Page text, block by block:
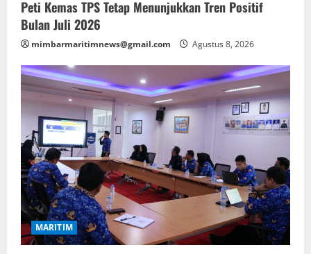
Peti Kemas TPS Tetap Menunjukkan Tren Positif
Bulan Juli 2026
mimbarmaritimnews@gmail.com Agustus 8, 2026
MARITIM